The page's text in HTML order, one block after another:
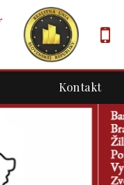
Kontakt